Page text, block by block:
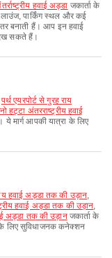
हवाई अड्डा जकार्ता के
पार्किंग स्थल और कई
बनाती हैं। आप इन हवाई
सकते हैं।
पर्थ एयरपोर्ट से गुरह राय
हट्टा अंतरराष्ट्रीय हवाई
ये मार्ग आपकी यात्रा के लिए
हवाई अड्डा तक की उड़ान,
हवाई अड्डा तक की उड़ान,
अड्डा तक की उड़ानजकार्ता के
के लिए सुविधाजनक कनेक्शन